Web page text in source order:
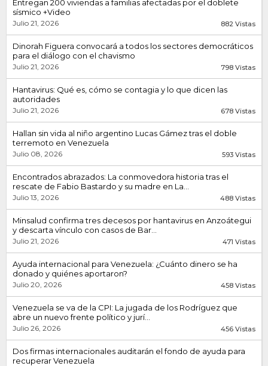
Entregan 200 viviendas a familias afectadas por el doblete
sísmico +Video
Julio 21, 2026 882 Vistas
Dinorah Figuera convocará a todos los sectores democráticos
para el diálogo con el chavismo
Julio 21, 2026 798 Vistas
Hantavirus: Qué es, cómo se contagia y lo que dicen las
autoridades
Julio 21, 2026 678 Vistas
Hallan sin vida al niño argentino Lucas Gámez tras el doble
terremoto en Venezuela
Julio 08, 2026 593 Vistas
Encontrados abrazados: La conmovedora historia tras el
rescate de Fabio Bastardo y su madre en La...
Julio 13, 2026 488 Vistas
Minsalud confirma tres decesos por hantavirus en Anzoátegui
y descarta vínculo con casos de Bar...
Julio 21, 2026 471 Vistas
Ayuda internacional para Venezuela: ¿Cuánto dinero se ha
donado y quiénes aportaron?
Julio 20, 2026 458 Vistas
Venezuela se va de la CPI: La jugada de los Rodríguez que
abre un nuevo frente político y jurí...
Julio 26, 2026 456 Vistas
Dos firmas internacionales auditarán el fondo de ayuda para
recuperar Venezuela